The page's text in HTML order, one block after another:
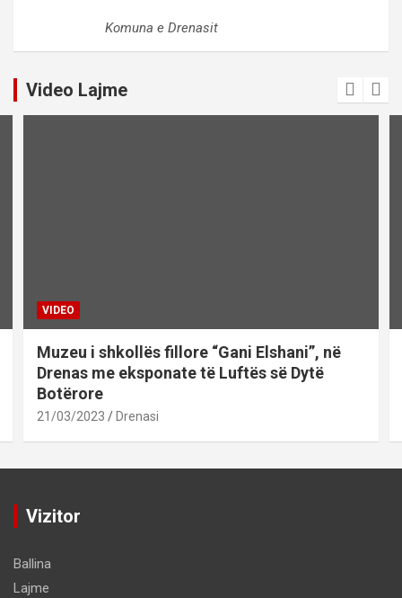
Komuna e Drenasit
Video Lajme
VIDEO
Muzeu i shkollës fillore “Gani Elshani”, në
Drenas me eksponate të Luftës së Dytë
Botërore
21/03/2023 Drenasi
Vizitor
Ballina
Lajme